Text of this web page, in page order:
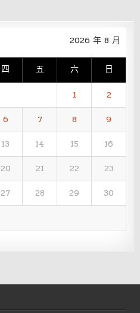
2026 年 8 月
四 五 六 日
1
2
6 7 8
9
13 14 15
16
20 21 22
23
27 28 29
30